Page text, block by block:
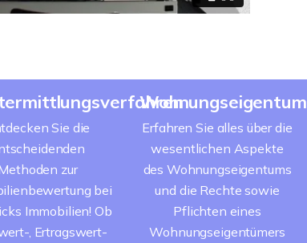
Sie die
zur
bei
Immobilien! Ob
, Ertragswert-
Wohnungseigentum
Erfahren Sie alles über die
wesentlichen Aspekte
des Wohnungseigentums
und die Rechte sowie
Pflichten eines
Wohnungseigentümers